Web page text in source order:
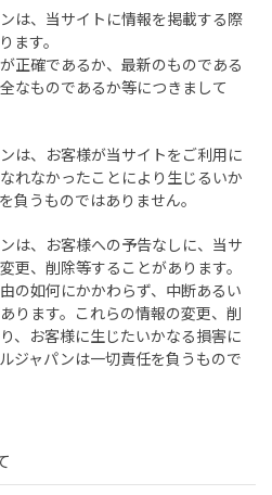
は、当サイトに情報を掲載する際
ます。
正確であるか、最新のものである
なものであるか等につきまして
は、お客様が当サイトをご利用に
れなかったことにより生じるいか
負うものではありません。
は、お客様への予告なしに、当サ
更、削除等することがあります。
の如何にかかわらず、中断あるい
ります。これらの情報の変更、削
、お客様に生じたいかなる損害に
ジャパンは一切責任を負うもので